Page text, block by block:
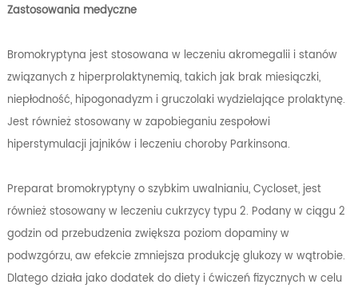
Zastosowania medyczne
Bromokryptyna jest stosowana w leczeniu akromegalii i stanów
związanych z hiperprolaktynemią, takich jak brak miesiączki,
niepłodność, hipogonadyzm i gruczolaki wydzielające prolaktynę.
Jest również stosowany w zapobieganiu zespołowi
hiperstymulacji jajników i leczeniu choroby Parkinsona.
Preparat bromokryptyny o szybkim uwalnianiu, Cycloset, jest
również stosowany w leczeniu cukrzycy typu 2. Podany w ciągu 2
godzin od przebudzenia zwiększa poziom dopaminy w
podwzgórzu, aw efekcie zmniejsza produkcję glukozy w wątrobie.
Dlatego działa jako dodatek do diety i ćwiczeń fizycznych w celu